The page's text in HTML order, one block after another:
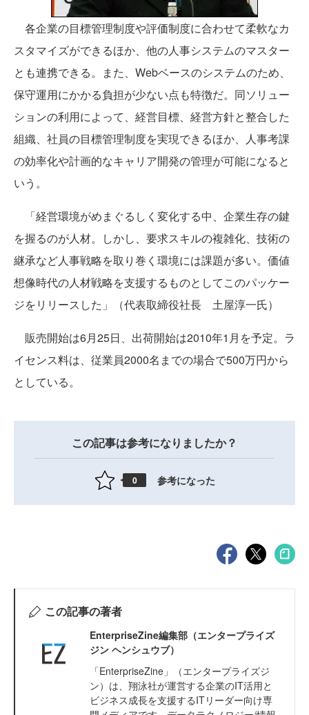
各企業の目標管理制度や評価制度に合わせて柔軟なカ
スタマイズができるほか、他の人事システムのマスター
とも連携できる。また、Webベースのシステムのため、
保守運用にかかる負担が少ない点も特徴だ。同ソリュー
ションの利用によって、経営目標、経営方針と整合した
組織、社員の目標管理制度を実現できるほか、人事考課
の効率化や計画的なキャリア開発の管理が可能になると
いう。
「経営環境がめまぐるしく変化する中、企業生存の鍵
を握るのが人材。しかし、要求スキルの複雑化、技術の
継承など人事戦略を取り巻く環境には課題が多い。価値
想像時代の人材戦略を支援するものとしてこのパッケー
ジをリリースした」（代表取締役社長 土屋淳一氏）
販売開始は6月25日、出荷開始は2010年1月を予定。ラ
イセンス料は、従業員2000名までの場合で500万円から
としている。
この記事は参考になりましたか？
0 参考になった
この記事の著者
EnterpriseZine編集部（エンタープライズ
ジン ヘンシュウブ）
「EnterpriseZine」（エンタープライズジ
ン）は、翔泳社が運営する企業のIT活用と
ビジネス成長を支援するITリーダー向け専